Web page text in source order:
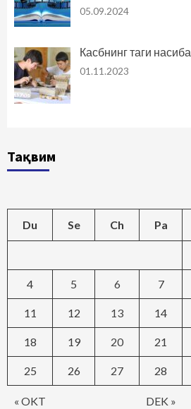
05.09.2024
Касбнинг таги насиба
01.11.2023
Тақвим
Du Se Ch Pa
« OKT DEK »
4 5 6 7
11 12 13 14
18 19 20 21
25 26 27 28